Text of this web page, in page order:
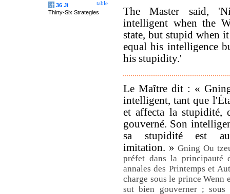
The Master said,
intelligent when the
state, but stupid when
equal his intelligence
his stupidity.'
Le Maître dit : «
intelligent, tant que
et affecta la stupidité,
gouverné. Son
sa stupidité est
imitation. »Gning Ou
préfet dans la principauté
annales des Printemps et
charge sous le prince Wenn
sut bien gouverner ; sous
table
计 36 Ji
Thirty-Six Strategies